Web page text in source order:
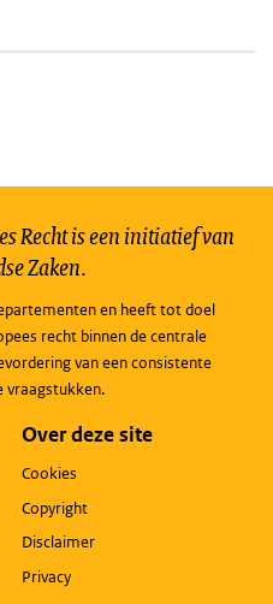
Recht is een initiatief van
Zaken.
en heeft tot doel
recht binnen de centrale
van een consistente
vraagstukken.
Over deze site
Cookies
Copyright
Disclaimer
Privacy